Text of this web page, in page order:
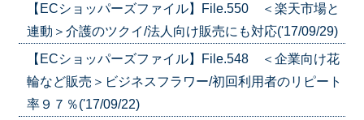
【ECショッパーズファイル】File.550 ＜楽天市場と
連動＞介護のツクイ/法人向け販売にも対応('17/09/29)
【ECショッパーズファイル】File.548 ＜企業向け花
輪など販売＞ビジネスフラワー/初回利用者のリピート
率９７％('17/09/22)